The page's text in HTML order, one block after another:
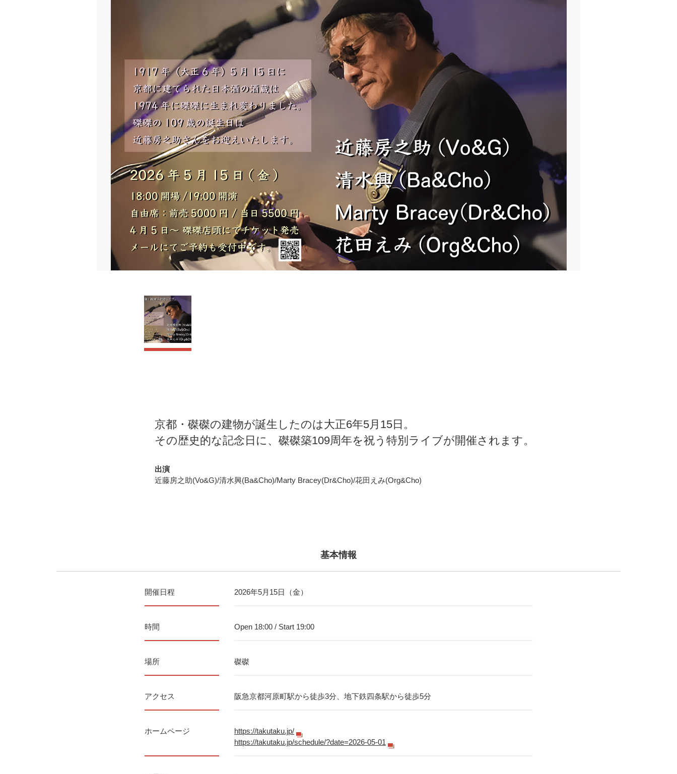
京都・磔磔の建物が誕生したのは大正6年5月15日。
その歴史的な記念日に、磔磔築109周年を祝う特別ライブが開催されます。
出演
近藤房之助(Vo&G)/清水興(Ba&Cho)/Marty Bracey(Dr&Cho)/花田えみ(Org&Cho)
基本情報
開催日程 2026年5月15日（金）
時間 Open 18:00 / Start 19:00
場所 磔磔
アクセス 阪急京都河原町駅から徒歩3分、地下鉄四条駅から徒歩5分
ホームページ
https://takutaku.jp/
https://takutaku.jp/schedule/?date=2026-05-01